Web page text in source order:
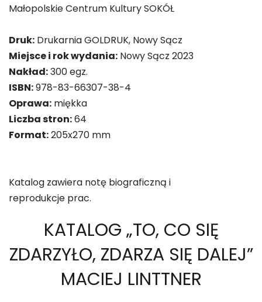
Małopolskie Centrum Kultury SOKÓŁ
Druk: Drukarnia GOLDRUK, Nowy Sącz
Miejsce i rok wydania: Nowy Sącz 2023
Nakład:300 egz.
ISBN:978-83-66307-38-4
Oprawa: miękka
Liczba stron:64
Format:205x270 mm
Katalog zawiera notę biograficzną i
reprodukcje prac.
KATALOG „TO, CO SIĘ
ZDARZYŁO, ZDARZA SIĘ DALEJ”
MACIEJ LINTTNER